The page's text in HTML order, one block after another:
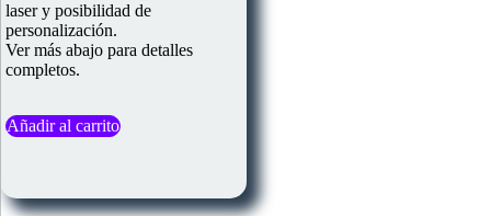
laser y posibilidad de
personalización.
Ver más abajo para detalles
completos.
Añadir al carrito